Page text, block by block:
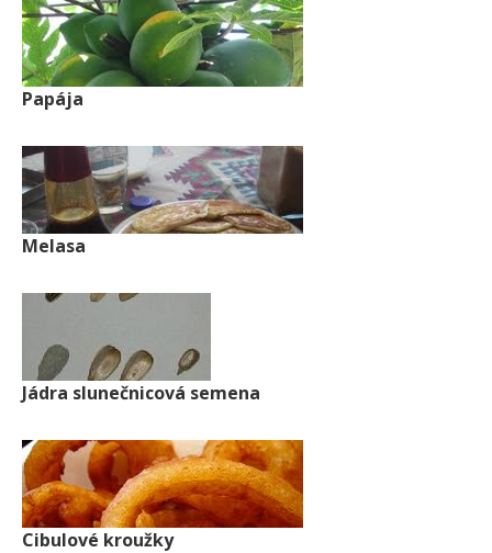
Papája
Melasa
Jádra slunečnicová semena
Cibulové kroužky